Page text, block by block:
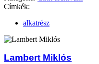
Címkék:
alkatrész
Lambert Miklós